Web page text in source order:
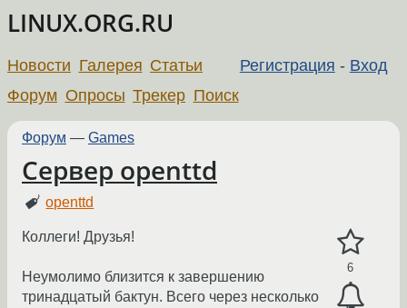
LINUX.ORG.RU
Регистрация - Вход
Новости Галерея Статьи
Форум Опросы Трекер Поиск
Форум — Games
Сервер openttd
openttd
6
Коллеги! Друзья!
Неумолимо близится к завершению
тринадцатый бактун. Всего через несколько